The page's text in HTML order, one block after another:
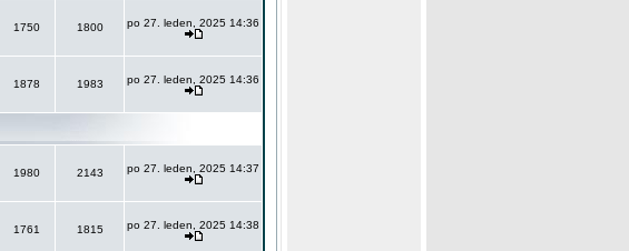
1750 1800 po 27. leden, 2025 14:36
1878 1983 po 27. leden, 2025 14:36
1980 2143 po 27. leden, 2025 14:37
1761 1815 po 27. leden, 2025 14:38